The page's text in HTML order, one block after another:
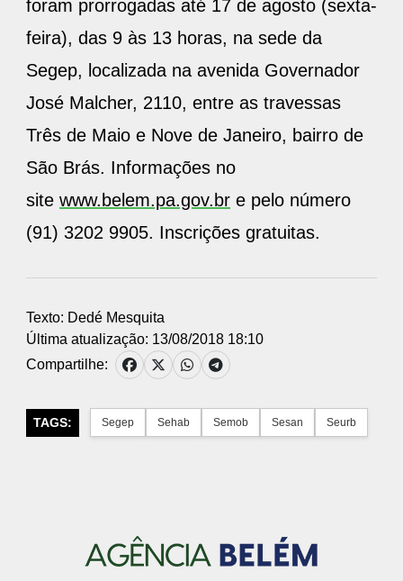
foram prorrogadas até 17 de agosto (sexta-
feira), das 9 às 13 horas, na sede da
Segep, localizada na avenida Governador
José Malcher, 2110, entre as travessas
Três de Maio e Nove de Janeiro, bairro de
São Brás. Informações no
site www.belem.pa.gov.br e pelo número
(91) 3202 9905. Inscrições gratuitas.
Texto: Dedé Mesquita
Última atualização: 13/08/2018 18:10
Compartilhe:
TAGS: Segep Sehab Semob Sesan Seurb